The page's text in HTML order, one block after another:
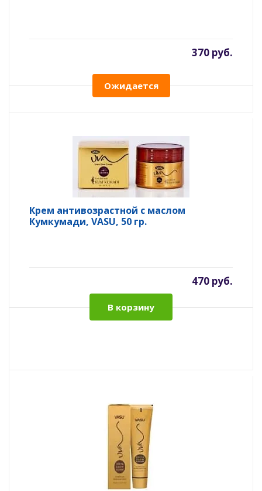
370 руб.
Ожидается
Крем антивозрастной с маслом
Кумкумади, VASU, 50 гр.
470 руб.
В корзину